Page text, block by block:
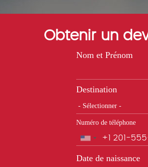
Obtenir un
Nom et Prénom
Destination
Numéro de téléphone
Téléphone
Date de naissance